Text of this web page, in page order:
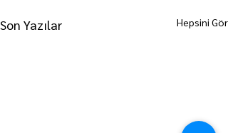
Son Yazılar Hepsini Gör